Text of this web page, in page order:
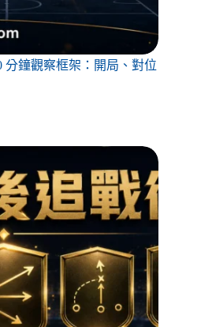
分鐘觀察框架：開局、對位